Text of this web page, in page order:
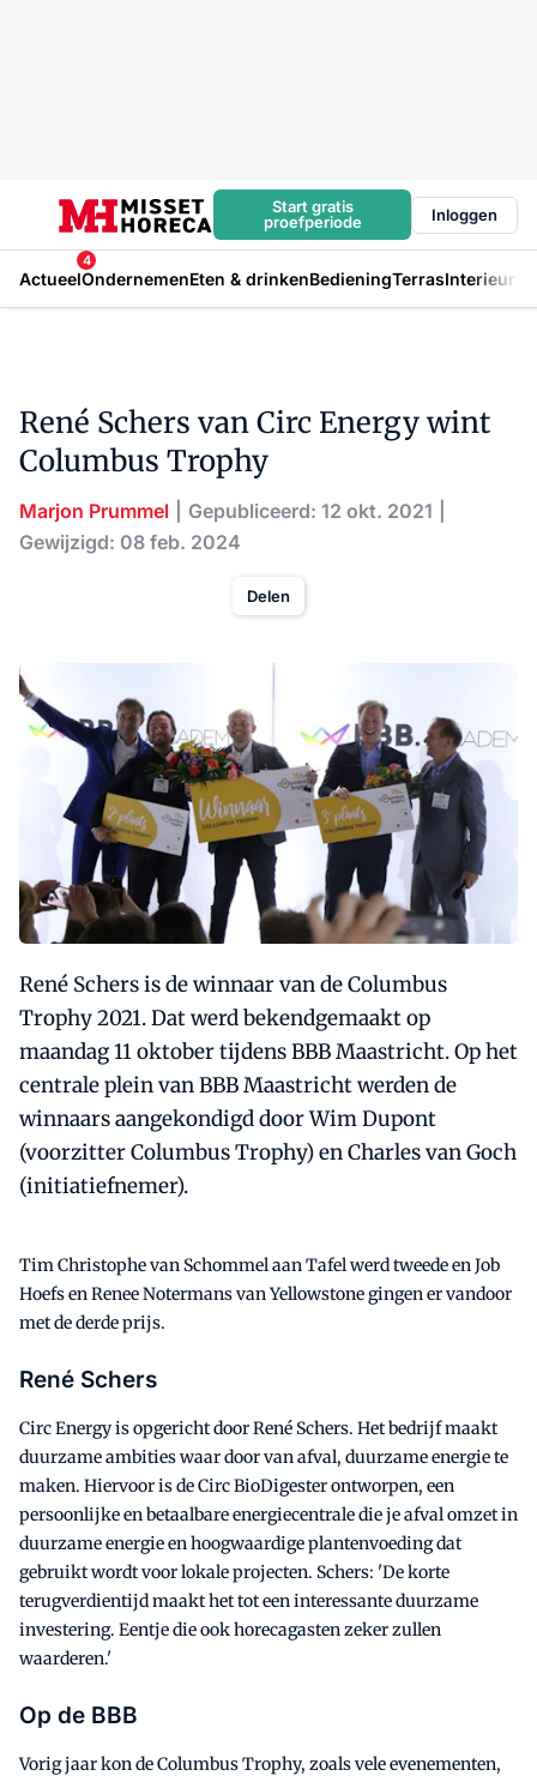
Start gratis
proefperiode
Inloggen
Actueel
4
OndernemenEten & drinkenBedieningTerrasInterieur
René Schers van Circ Energy wint
Columbus Trophy
Marjon Prummel
Gepubliceerd: 12 okt. 2021
Gewijzigd: 08 feb. 2024
Delen
René Schers is de winnaar van de Columbus
Trophy 2021. Dat werd bekendgemaakt op
maandag 11 oktober tijdens BBB Maastricht. Op het
centrale plein van BBB Maastricht werden de
winnaars aangekondigd door Wim Dupont
(voorzitter Columbus Trophy) en Charles van Goch
(initiatiefnemer).
Tim Christophe van Schommel aan Tafel werd tweede en Job
Hoefs en Renee Notermans van Yellowstone gingen er vandoor
met de derde prijs.
René Schers
Circ Energy is opgericht door René Schers. Het bedrijf maakt
duurzame ambities waar door van afval, duurzame energie te
maken. Hiervoor is de Circ BioDigester ontworpen, een
persoonlijke en betaalbare energiecentrale die je afval omzet in
duurzame energie en hoogwaardige plantenvoeding dat
gebruikt wordt voor lokale projecten. Schers: 'De korte
terugverdientijd maakt het tot een interessante duurzame
investering. Eentje die ook horecagasten zeker zullen
waarderen.'
Op de BBB
Vorig jaar kon de Columbus Trophy, zoals vele evenementen,